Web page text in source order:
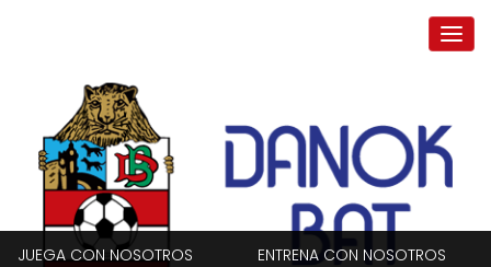
JUEGA CON NOSOTROS ENTRENA CON NOSOTROS